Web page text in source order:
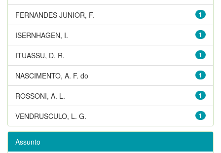
1
FERNANDES JUNIOR, F.
1
ISERNHAGEN, I.
1
ITUASSU, D. R.
1
NASCIMENTO, A. F. do
1
ROSSONI, A. L.
1
VENDRUSCULO, L. G.
Assunto